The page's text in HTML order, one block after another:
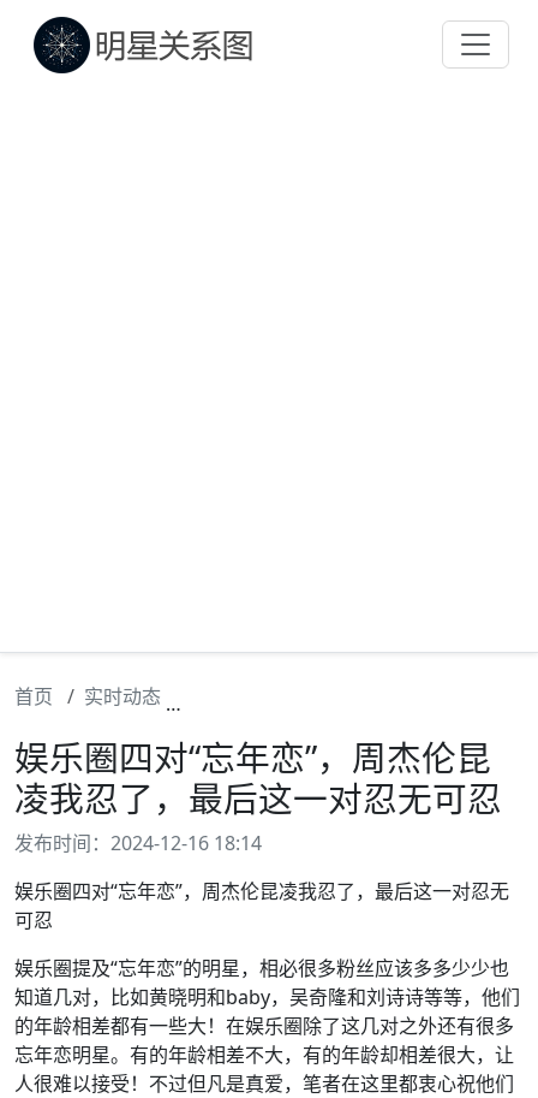
首页 实时动态
娱乐圈四对“忘年恋”，周杰伦昆
凌我忍了，最后这一对忍无可忍
发布时间：2024-12-16 18:14
娱乐圈四对“忘年恋”，周杰伦昆凌我忍了，最后这一对忍无
可忍
娱乐圈提及“忘年恋”的明星，相必很多粉丝应该多多少少也
知道几对，比如黄晓明和baby，吴奇隆和刘诗诗等等，他们
的年龄相差都有一些大！在娱乐圈除了这几对之外还有很多
忘年恋明星。有的年龄相差不大，有的年龄却相差很大，让
人很难以接受！不过但凡是真爱，笔者在这里都衷心祝他们